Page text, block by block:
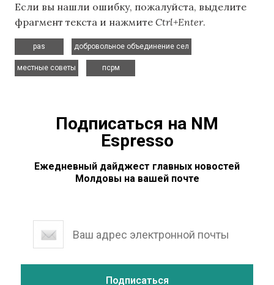
Если вы нашли ошибку, пожалуйста, выделите
фрагмент текста и нажмите Ctrl+Enter.
pas
добровольное объединение сел
местные советы
псрм
Подписаться на NM
Espresso
Ежедневный дайджест главных новостей
Молдовы на вашей почте